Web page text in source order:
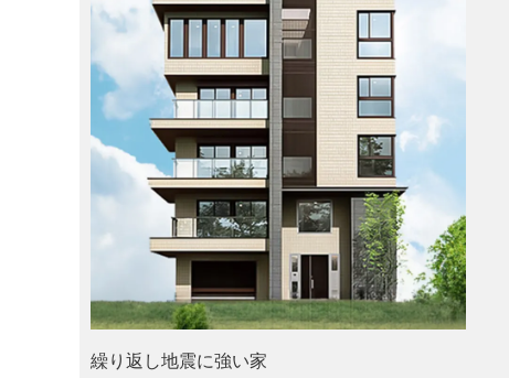
繰り返し地震に強い家